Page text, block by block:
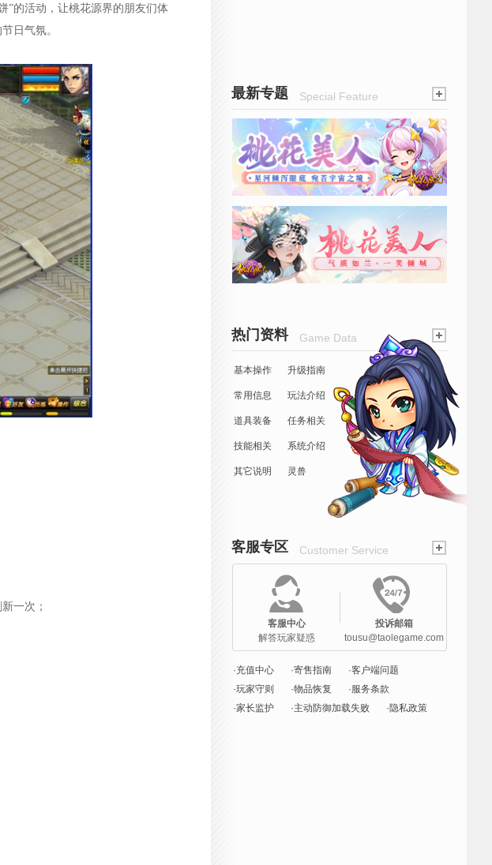
”的活动，让桃花源界的朋友们体
日气氛。
一次；
最新专题 Special Feature
热门资料 Game Data
基本操作 升级指南
常用信息 玩法介绍
道具装备 任务相关
技能相关 系统介绍
其它说明 灵兽
客服专区 Customer Service
客服中心
解答玩家疑惑
投诉邮箱
tousu@taolegame.com
·充值中心 ·寄售指南
·客户端问题
·玩家守则
·物品恢复
·服务条款
·家长监护
·主动防御加载失败 ·隐私政策